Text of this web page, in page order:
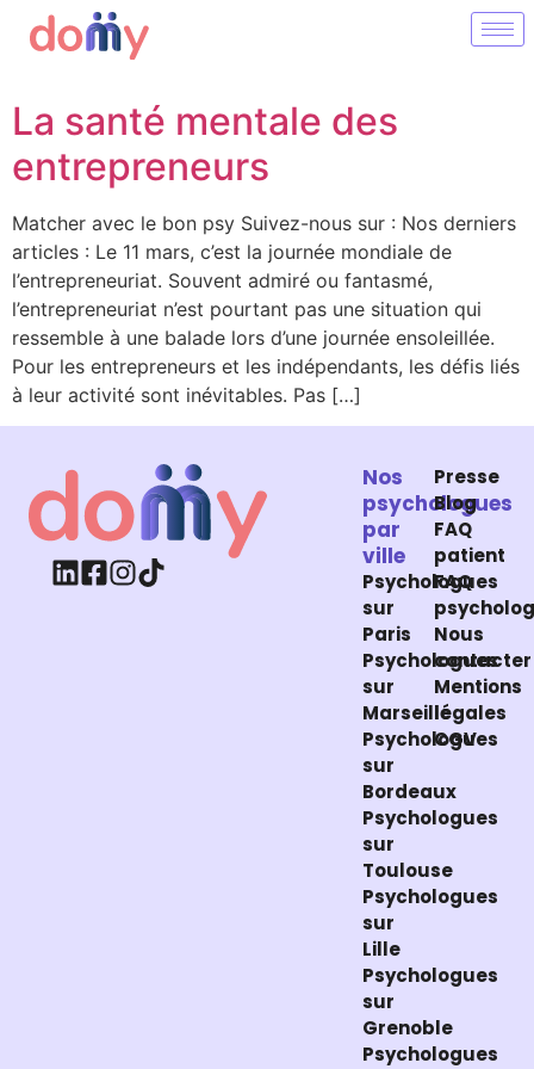
La santé mentale des
entrepreneurs
Matcher avec le bon psy Suivez-nous sur : Nos derniers
articles : Le 11 mars, c’est la journée mondiale de
l’entrepreneuriat. Souvent admiré ou fantasmé,
l’entrepreneuriat n’est pourtant pas une situation qui
ressemble à une balade lors d’une journée ensoleillée.
Pour les entrepreneurs et les indépendants, les défis liés
à leur activité sont inévitables. Pas […]
Nos
psychologues
par
ville
Psychologues
sur
Paris
Psychologues
sur
Marseille
Psychologues
sur
Bordeaux
Psychologues
sur
Toulouse
Psychologues
sur
Lille
Psychologues
sur
Grenoble
Psychologues
Presse
Blog
FAQ
patient
FAQ
Nous
contacter
Mentions
légales
CGV